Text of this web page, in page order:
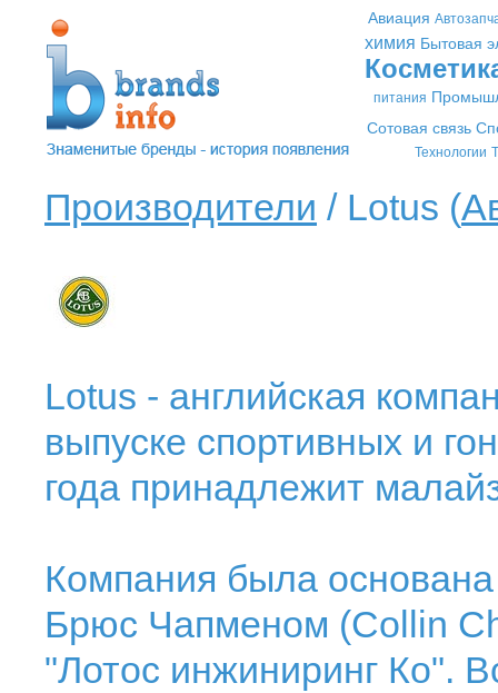
Авиация
химия Бытовая
питания
Сотовая связь
Технологии
Производители / Lotus (
Lotus - английская
выпуске спортивных и
года принадлежит
Компания была
Брюс Чапменом (Collin
"Лотос инжиниринг Ко".